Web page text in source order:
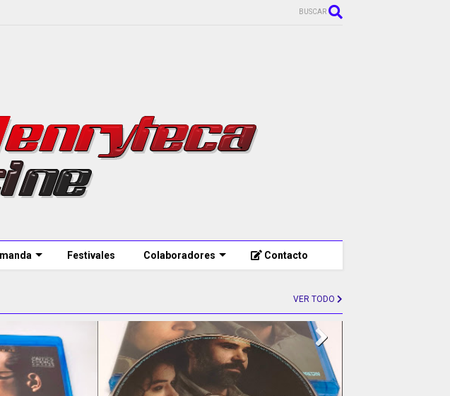
BUSCAR
Festivales Colaboradores Contacto
VER TODO